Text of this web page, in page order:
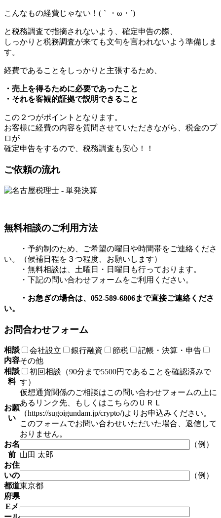
こんなもの経費じゃない！(｀・ω・´)
と税務調査で指摘されないよう、確定申告の際、
しっかりと税務調査が来ても文句を言われないよう準備しま
す。
経費であることをしっかりと主張するため、
・売上を得るために必要であったこと
・それを客観的証拠で説明できること
この２つがポイントとなります。
お客様に経費の内容を質問させていただきながら、税金のプ
ロが
確定申告をするので、税務調査も安心！！
ご依頼の流れ
無料相談のご利用方法
・予約制のため、ご希望の曜日や時間帯をご連絡くださ
い。（候補日程を３つ程度、お願いします）
・無料相談は、土曜日・日曜日も行っております。
・下記の問い合わせフォームをご利用ください。
・お急ぎの場合は、052-589-6806まで直接ご連絡くださ
い。
お問合わせフォーム
相談
内容
会社設立 銀行融資 節税
記帳・決算・申告
その他
相談
料
初回相談（90分まで5500円であることを確認済みで
す）
お願
い
仮想通貨関係のご相談はこの問い合わせフォームの上に
あるリンク先、もしくはこちらのＵＲＬ
（https://sugoigundam.jp/crypto/)よりお申込みください。
このフォームでお問い合わせいただいた場合、返信して
おりません。
お名
前
（例）
山田 太郎
お住
いの
都道
府県
（例）
東京都
Eメ